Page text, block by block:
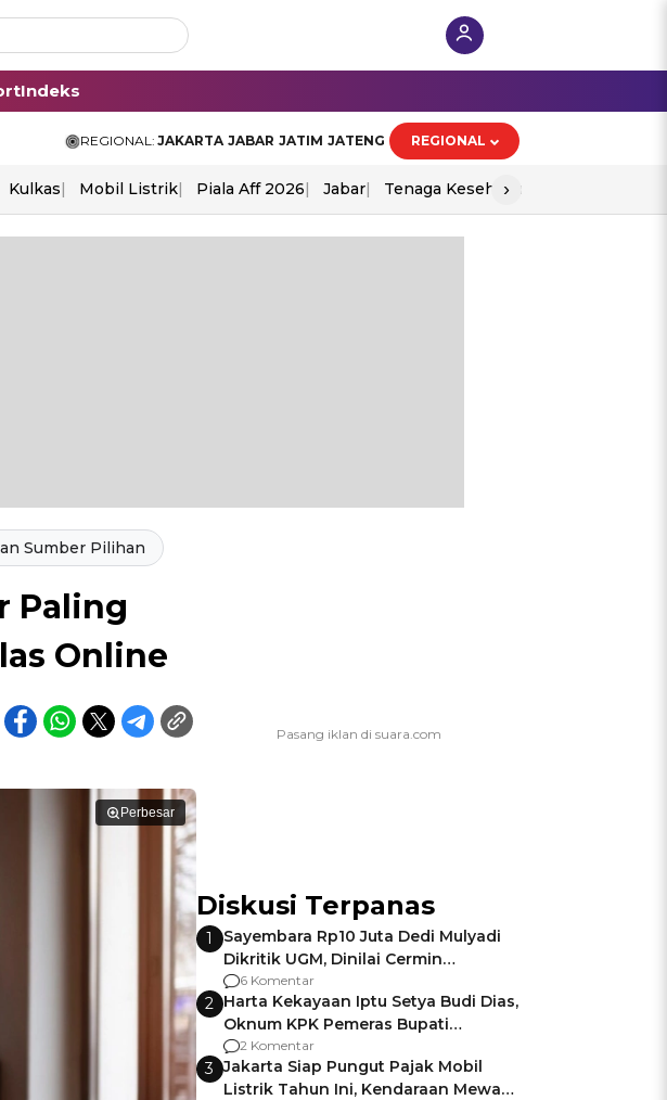
Indeks
REGIONAL: JAKARTA JABAR JATIM JATENG REGIONAL
Kulkas Mobil Listrik Piala Aff 2026 Jabar Tenaga Kesehatan
›
Sumber Pilihan
Paling
Online
Perbesar
Diskusi Terpanas
1
Sayembara Rp10 Juta Dedi Mulyadi
Dikritik UGM, Dinilai Cermin
Gagalnya Negara Jamin Keamanan
6 Komentar
2 Harta Kekayaan Iptu Setya Budi Dias,
Oknum KPK Pemeras Bupati
Pemalang
2 Komentar
3 Jakarta Siap Pungut Pajak Mobil
Listrik Tahun Ini, Kendaraan Mewah